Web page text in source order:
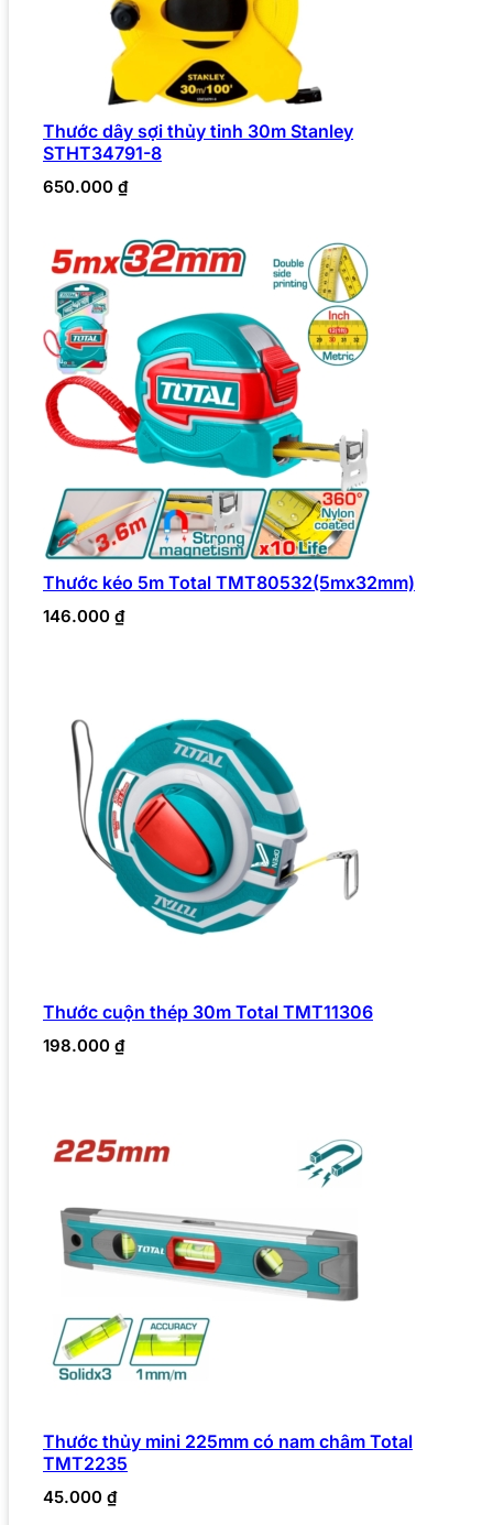
Thước dây sợi thủy tinh 30m Stanley
STHT34791-8
650.000 ₫
Thước kéo 5m Total TMT80532(5mx32mm)
146.000 ₫
Thước cuộn thép 30m Total TMT11306
198.000 ₫
Thước thủy mini 225mm có nam châm Total
TMT2235
45.000 ₫